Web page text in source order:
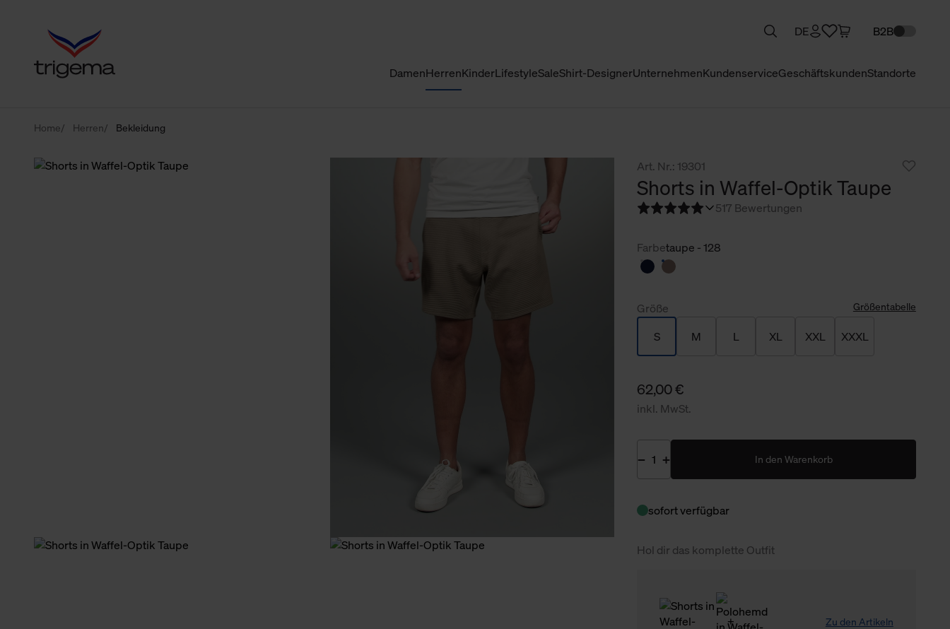
DamenHerrenKinderLifestyleSaleShirt-DesignerUnternehmenKundenserviceGeschäftskundenStandorte
DE B2B
Home Herren Bekleidung
Art. Nr.: 19301
Shorts in Waffel-Optik Taupe
517 Bewertungen
Farbetaupe - 128
Größe Größentabelle
S M L XL XXL XXXL
62,00 €
inkl. MwSt.
In den Warenkorb
sofort verfügbar
Hol dir das komplette Outfit
Zu den Artikeln